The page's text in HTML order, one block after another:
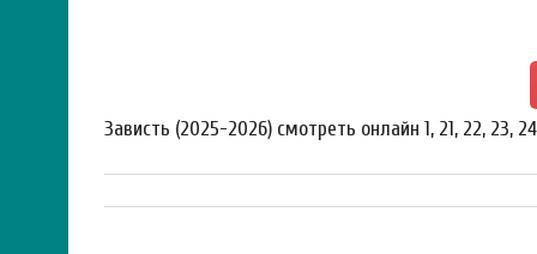
Зависть (2025-2026) смотреть онлайн 1, 21, 22, 23,